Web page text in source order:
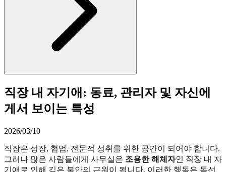
직장 내 자기애: 동료, 관리자 및 자신에
게서 보이는 특성
2026/03/10
직장은 성장, 협업, 전문적 성취를 위한 공간이 되어야 합니다.
그러나 많은 사람들에게 사무실은 조용한 해체자인 직장 내 자
기애로 인해 깊은 불안의 근원이 됩니다. 이러한 행동은 독선